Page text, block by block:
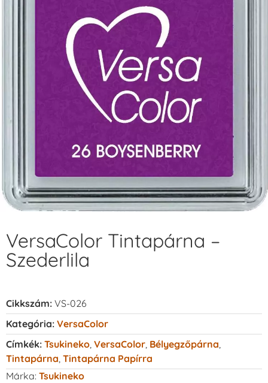
VersaColor Tintapárna –
Szederlila
Cikkszám: VS-026
Kategória: VersaColor
Címkék: Tsukineko, VersaColor, Bélyegzőpárna,
Tintapárna, Tintapárna Papírra
Márka: Tsukineko